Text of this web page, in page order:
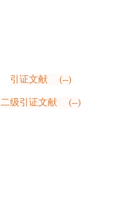
引证文献 (--)
二级引证文献 (--)